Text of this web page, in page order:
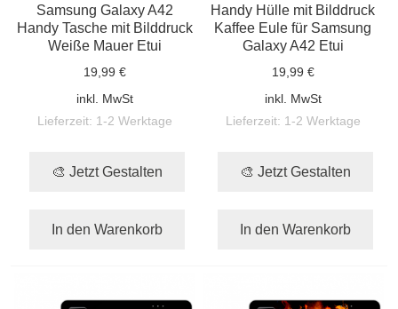
Samsung Galaxy A42
Handy Tasche mit Bilddruck
Weiße Mauer Etui
19,99 €
inkl. MwSt
Lieferzeit: 1-2 Werktage
🎨 Jetzt Gestalten
In den Warenkorb
Handy Hülle mit Bilddruck
Kaffee Eule für Samsung
Galaxy A42 Etui
19,99 €
inkl. MwSt
Lieferzeit: 1-2 Werktage
🎨 Jetzt Gestalten
In den Warenkorb